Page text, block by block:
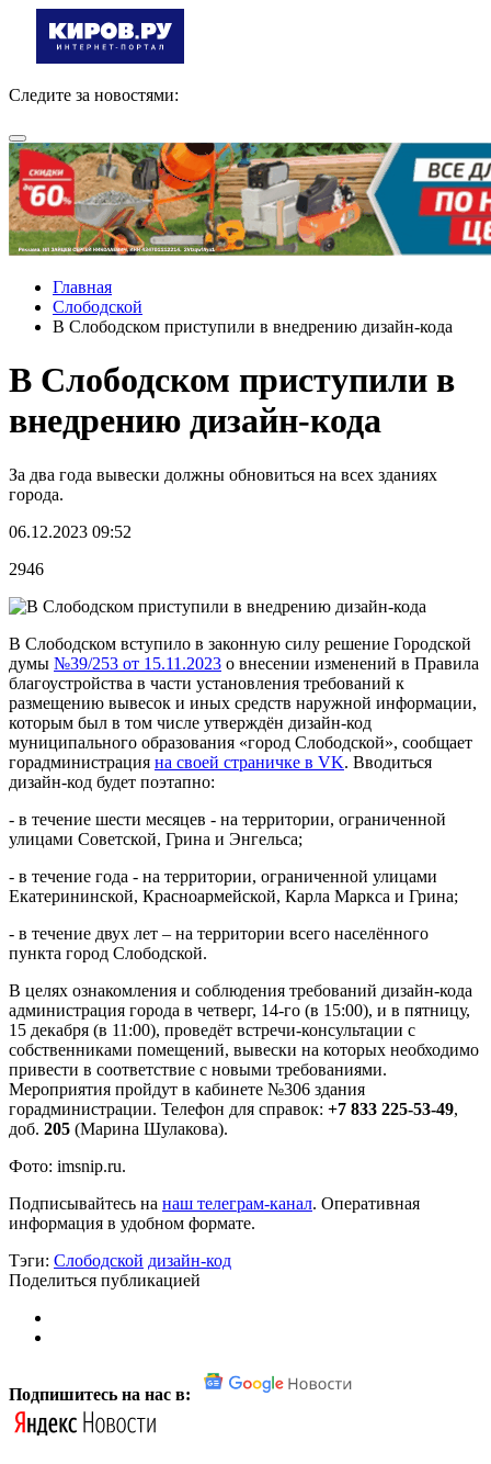
Следите за новостями:
Главная
Слободской
В Слободском приступили в внедрению дизайн-кода
В Слободском приступили в
внедрению дизайн-кода
За два года вывески должны обновиться на всех зданиях
города.
06.12.2023 09:52
2946
В Слободском вступило в законную силу решение Городской
думы №39/253 от 15.11.2023 о внесении изменений в Правила
благоустройства в части установления требований к
размещению вывесок и иных средств наружной информации,
которым был в том числе утверждён дизайн-код
муниципального образования «город Слободской», сообщает
горадминистрация на своей страничке в VK. Вводиться
дизайн-код будет поэтапно:
- в течение шести месяцев - на территории, ограниченной
улицами Советской, Грина и Энгельса;
- в течение года - на территории, ограниченной улицами
Екатерининской, Красноармейской, Карла Маркса и Грина;
- в течение двух лет – на территории всего населённого
пункта город Слободской.
В целях ознакомления и соблюдения требований дизайн-кода
администрация города в четверг, 14-го (в 15:00), и в пятницу,
15 декабря (в 11:00), проведёт встречи-консультации с
собственниками помещений, вывески на которых необходимо
привести в соответствие с новыми требованиями.
Мероприятия пройдут в кабинете №306 здания
горадминистрации. Телефон для справок: +7 833 225-53-49,
доб. 205 (Марина Шулакова).
Фото: imsnip.ru.
Подписывайтесь на наш телеграм-канал. Оперативная
информация в удобном формате.
Тэги: Слободской дизайн-код
Поделиться публикацией
Подпишитесь на нас в: